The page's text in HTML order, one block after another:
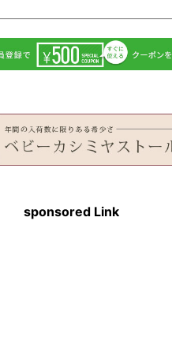
sponsored Link